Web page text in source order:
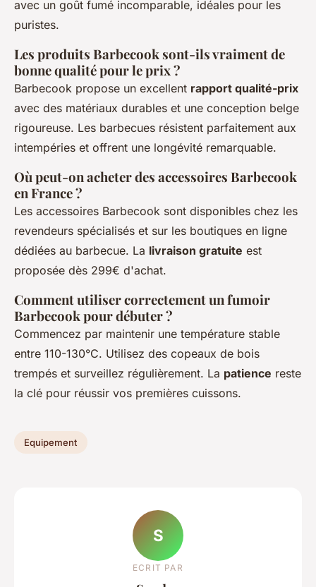
avec un goût fumé incomparable, idéales pour les
puristes.
Les produits Barbecook sont-ils vraiment de
bonne qualité pour le prix ?
Barbecook propose un excellent rapport qualité-prix
avec des matériaux durables et une conception belge
rigoureuse. Les barbecues résistent parfaitement aux
intempéries et offrent une longévité remarquable.
Où peut-on acheter des accessoires Barbecook
en France ?
Les accessoires Barbecook sont disponibles chez les
revendeurs spécialisés et sur les boutiques en ligne
dédiées au barbecue. La livraison gratuite est
proposée dès 299€ d'achat.
Comment utiliser correctement un fumoir
Barbecook pour débuter ?
Commencez par maintenir une température stable
entre 110-130°C. Utilisez des copeaux de bois
trempés et surveillez régulièrement. La patience reste
la clé pour réussir vos premières cuissons.
Equipement
S
ECRIT PAR